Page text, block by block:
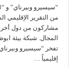
مشاركون من دول أخرى
تفخر “سيسيرو
إقليمياً …